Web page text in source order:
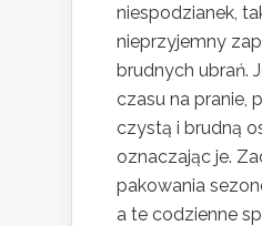
niespodzianek,
nieprzyjemny
brudnych ubrań.
czasu na pranie,
czystą i brudną
oznaczając je.
pakowania
a te codzienne